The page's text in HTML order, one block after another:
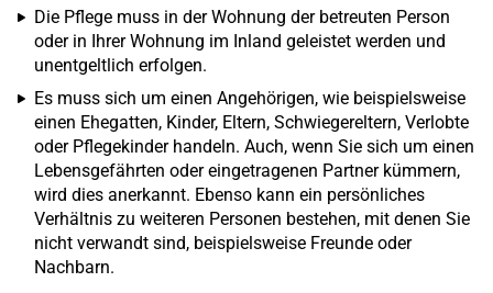
Die Pflege muss in der Wohnung der betreuten Person
oder in Ihrer Wohnung im Inland geleistet werden und
unentgeltlich erfolgen.
Es muss sich um einen Angehörigen, wie beispielsweise
einen Ehegatten, Kinder, Eltern, Schwiegereltern, Verlobte
oder Pflegekinder handeln. Auch, wenn Sie sich um einen
Lebensgefährten oder eingetragenen Partner kümmern,
wird dies anerkannt. Ebenso kann ein persönliches
Verhältnis zu weiteren Personen bestehen, mit denen Sie
nicht verwandt sind, beispielsweise Freunde oder
Nachbarn.